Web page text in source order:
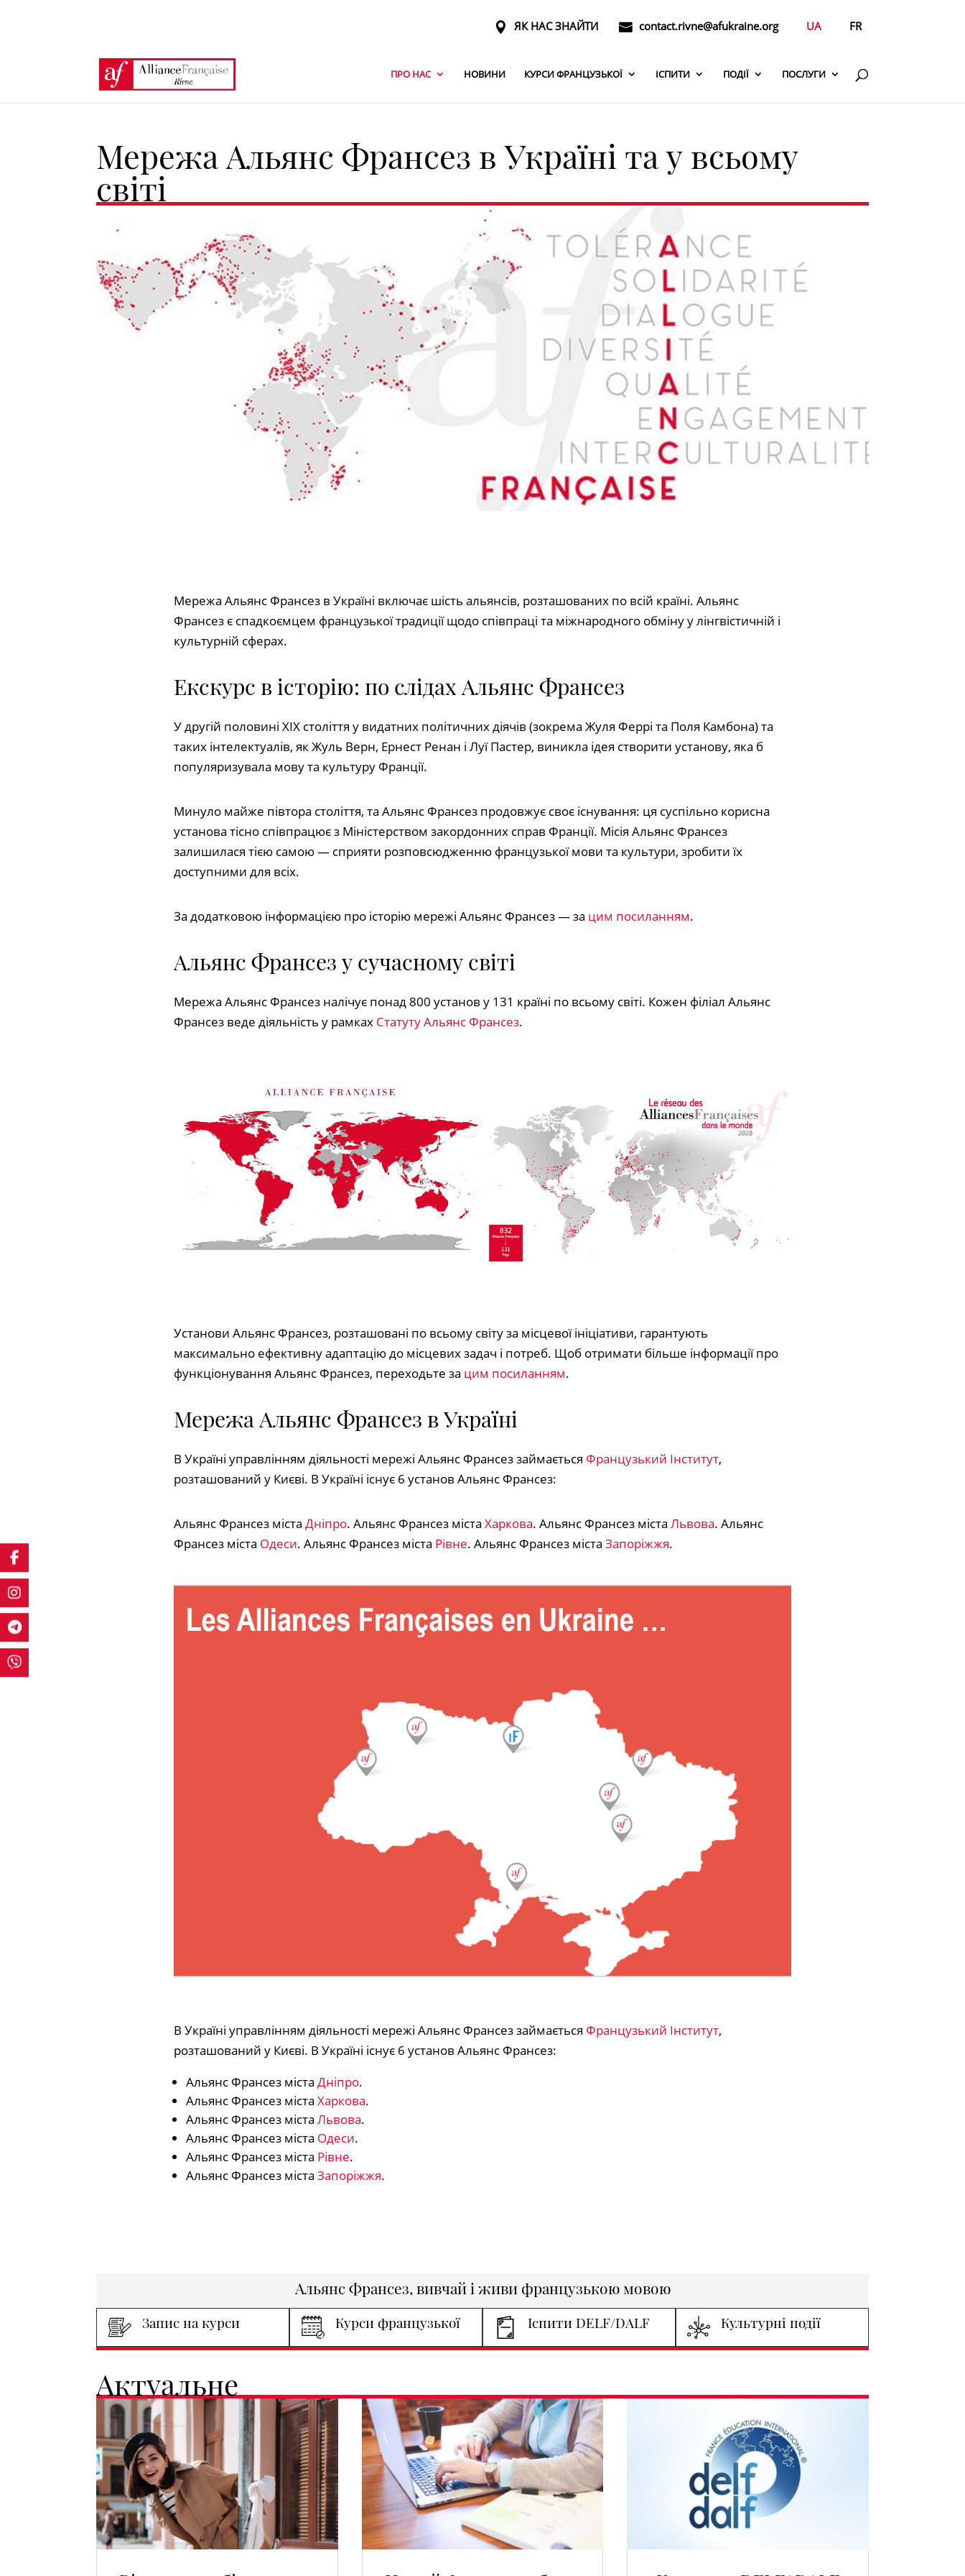
ЯК НАС ЗНАЙТИ contact.rivne@afukraine.org UA FR
ПРО НАС НОВИНИ КУРСИ ФРАНЦУЗЬКОЇ ІСПИТИ ПОДІЇ ПОСЛУГИ
Мережа Альянс Франсез в Україні та у всьому
світі
Мережа Альянс Франсез в Україні включає шість альянсів, розташованих по всій країні. Альянс
Франсез є спадкоємцем французької традиції щодо співпраці та міжнародного обміну у лінгвістичній і
культурній сферах.
Екскурс в історію: по слідах Альянс Франсез
У другій половині XIX століття у видатних політичних діячів (зокрема Жуля Феррі та Поля Камбона) та
таких інтелектуалів, як Жуль Верн, Ернест Ренан і Луї Пастер, виникла ідея створити установу, яка б
популяризувала мову та культуру Франції.
Минуло майже півтора століття, та Альянс Франсез продовжує своє існування: ця суспільно корисна
установа тісно співпрацює з Міністерством закордонних справ Франції. Місія Альянс Франсез
залишилася тією самою — сприяти розповсюдженню французької мови та культури, зробити їх
доступними для всіх.
За додатковою інформацією про історію мережі Альянс Франсез — за цим посиланням.
Альянс Франсез у сучасному світі
Мережа Альянс Франсез налічує понад 800 установ у 131 країні по всьому світі. Кожен філіал Альянс
Франсез веде діяльність у рамках Статуту Альянс Франсез.
Установи Альянс Франсез, розташовані по всьому світу за місцевої ініціативи, гарантують
максимально ефективну адаптацію до місцевих задач і потреб. Щоб отримати більше інформації про
функціонування Альянс Франсез, переходьте за цим посиланням.
Мережа Альянс Франсез в Україні
В Україні управлінням діяльності мережі Альянс Франсез займається Французький Інститут,
розташований у Києві. В Україні існує 6 установ Альянс Франсез:
Альянс Франсез міста Дніпро. Альянс Франсез міста Харкова. Альянс Франсез міста Львова. Альянс
Франсез міста Одеси. Альянс Франсез міста Рівне. Альянс Франсез міста Запоріжжя.
В Україні управлінням діяльності мережі Альянс Франсез займається Французький Інститут,
розташований у Києві. В Україні існує 6 установ Альянс Франсез:
Альянс Франсез міста Дніпро.
Альянс Франсез міста Харкова.
Альянс Франсез міста Львова.
Альянс Франсез міста Одеси.
Альянс Франсез міста Рівне.
Альянс Франсез міста Запоріжжя.
Альянс Франсез, вивчай і живи французькою мовою
Запис на курси Курси французької Іспити DELF/DALF Культурні події
Актуальне